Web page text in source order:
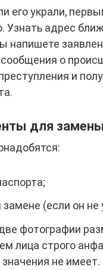
его украли,
Узнать адрес
напишете
о
и
для
(если он не
фотографии
лица строго
не имеет.